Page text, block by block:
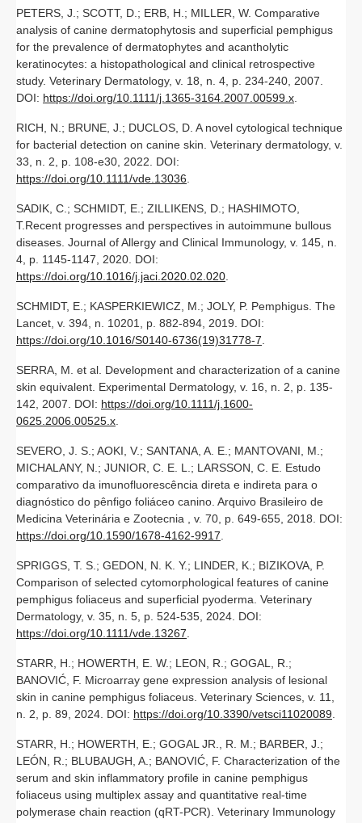
PETERS, J.; SCOTT, D.; ERB, H.; MILLER, W. Comparative
analysis of canine dermatophytosis and superficial pemphigus
for the prevalence of dermatophytes and acantholytic
keratinocytes: a histopathological and clinical retrospective
study. Veterinary Dermatology, v. 18, n. 4, p. 234-240, 2007.
DOI: https://doi.org/10.1111/j.1365-3164.2007.00599.x
RICH, N.; BRUNE, J.; DUCLOS, D. A novel cytological technique
for bacterial detection on canine skin. Veterinary dermatology, v.
33, n. 2, p. 108-e30, 2022. DOI:
https://doi.org/10.1111/vde.13036
SADIK, C.; SCHMIDT, E.; ZILLIKENS, D.; HASHIMOTO,
T.Recent progresses and perspectives in autoimmune bullous
diseases. Journal of Allergy and Clinical Immunology, v. 145, n.
4, p. 1145-1147, 2020. DOI:
https://doi.org/10.1016/j.jaci.2020.02.020
SCHMIDT, E.; KASPERKIEWICZ, M.; JOLY, P. Pemphigus. The
Lancet, v. 394, n. 10201, p. 882-894, 2019. DOI:
https://doi.org/10.1016/S0140-6736(19)31778-7
SERRA, M. et al. Development and characterization of a canine
skin equivalent. Experimental Dermatology, v. 16, n. 2, p. 135-
142, 2007. DOI: https://doi.org/10.1111/j.1600-
0625.2006.00525.x
SEVERO, J. S.; AOKI, V.; SANTANA, A. E.; MANTOVANI, M.;
MICHALANY, N.; JUNIOR, C. E. L.; LARSSON, C. E. Estudo
comparativo da imunofluorescência direta e indireta para o
diagnóstico do pênfigo foliáceo canino. Arquivo Brasileiro de
Medicina Veterinária e Zootecnia , v. 70, p. 649-655, 2018. DOI:
https://doi.org/10.1590/1678-4162-9917
SPRIGGS, T. S.; GEDON, N. K. Y.; LINDER, K.; BIZIKOVA, P.
Comparison of selected cytomorphological features of canine
pemphigus foliaceus and superficial pyoderma. Veterinary
Dermatology, v. 35, n. 5, p. 524-535, 2024. DOI:
https://doi.org/10.1111/vde.13267
STARR, H.; HOWERTH, E. W.; LEON, R.; GOGAL, R.;
BANOVIĆ, F. Microarray gene expression analysis of lesional
skin in canine pemphigus foliaceus. Veterinary Sciences, v. 11,
n. 2, p. 89, 2024. DOI: https://doi.org/10.3390/vetsci11020089
STARR, H.; HOWERTH, E.; GOGAL JR., R. M.; BARBER, J.;
LEÓN, R.; BLUBAUGH, A.; BANOVIĆ, F. Characterization of the
serum and skin inflammatory profile in canine pemphigus
foliaceus using multiplex assay and quantitative real-time
polymerase chain reaction (qRT-PCR). Veterinary Immunology